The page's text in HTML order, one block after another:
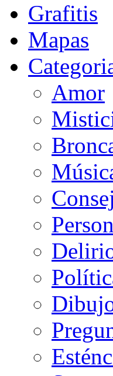
Grafitis
Mapas
Amor